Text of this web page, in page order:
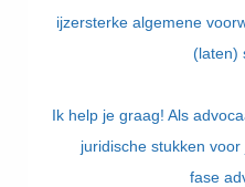
ijzersterke algemene
(laten)
Ik help je graag! Als
juridische stukken
fase